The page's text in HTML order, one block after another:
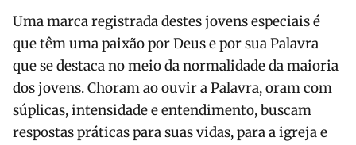
Uma marca registrada destes jovens especiais é
que têm uma paixão por Deus e por sua Palavra
que se destaca no meio da normalidade da maioria
dos jovens. Choram ao ouvir a Palavra, oram com
súplicas, intensidade e entendimento, buscam
respostas práticas para suas vidas, para a igreja e